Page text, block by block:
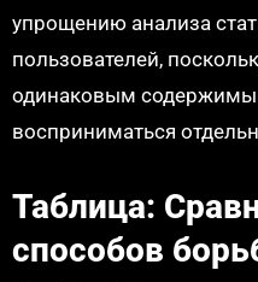
упрощению анализа
пользователей,
одинаковым
восприниматься
Таблица:
способов